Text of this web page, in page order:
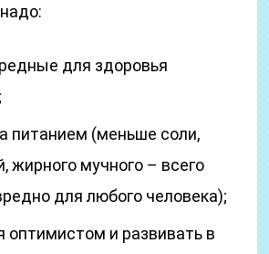
для здоровья
питанием (меньше соли,
жирного мучного – всего
для любого человека);
оптимистом и развивать в